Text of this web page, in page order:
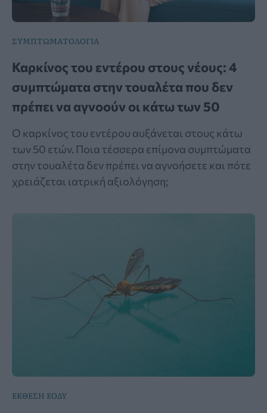
ΣΥΜΠΤΩΜΑΤΟΛΟΓΙΑ
Καρκίνος του εντέρου στους νέους: 4
συμπτώματα στην τουαλέτα που δεν
πρέπει να αγνοούν οι κάτω των 50
Ο καρκίνος του εντέρου αυξάνεται στους κάτω
των 50 ετών. Ποια τέσσερα επίμονα συμπτώματα
στην τουαλέτα δεν πρέπει να αγνοήσετε και πότε
χρειάζεται ιατρική αξιολόγηση;
ΕΚΘΕΣΗ ΕΟΔΥ